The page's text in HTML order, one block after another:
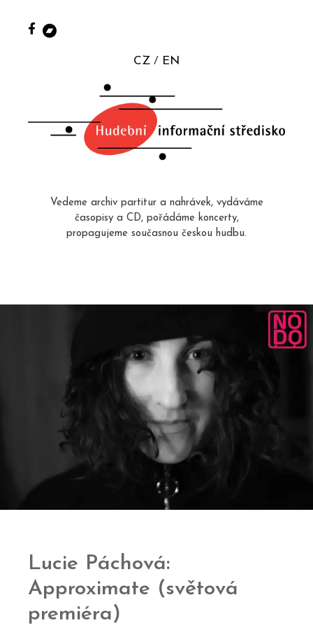
CZ EN
Vedeme archiv partitur a nahrávek, vydáváme
časopisy a CD, pořádáme koncerty,
propagujeme současnou českou hudbu.
Lucie Páchová:
Approximate (světová
premiéra)